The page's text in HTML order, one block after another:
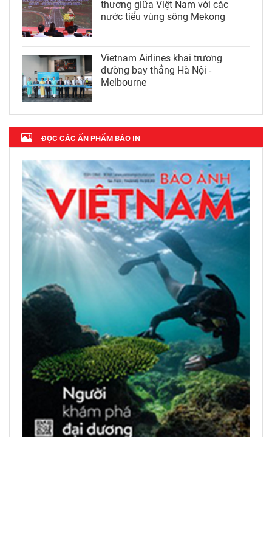
thương giữa Việt Nam với các
nước tiểu vùng sông Mekong
Vietnam Airlines khai trương
đường bay thẳng Hà Nội -
Melbourne
ĐỌC CÁC ẤN PHẨM BÁO IN